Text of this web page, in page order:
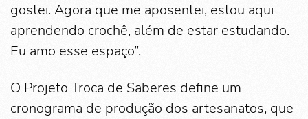
gostei. Agora que me aposentei, estou aqui
aprendendo crochê, além de estar estudando.
Eu amo esse espaço”.
O Projeto Troca de Saberes define um
cronograma de produção dos artesanatos, que